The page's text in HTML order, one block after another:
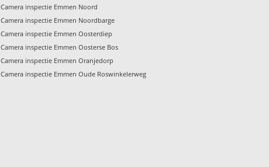
Camera inspectie Emmen Noord
Camera inspectie Emmen Noordbarge
Camera inspectie Emmen Oosterdiep
Camera inspectie Emmen Oosterse Bos
Camera inspectie Emmen Oranjedorp
Camera inspectie Emmen Oude Roswinkelerweg